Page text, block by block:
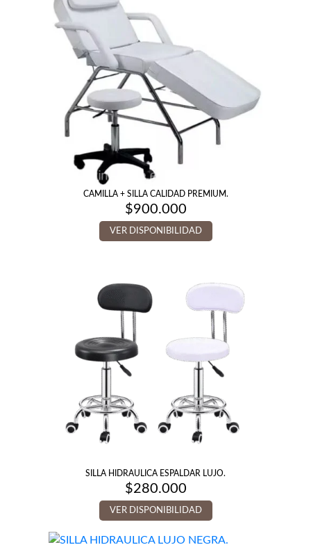
CAMILLA + SILLA CALIDAD PREMIUM.
$900.000
VER DISPONIBILIDAD
SILLA HIDRAULICA ESPALDAR LUJO.
$280.000
VER DISPONIBILIDAD